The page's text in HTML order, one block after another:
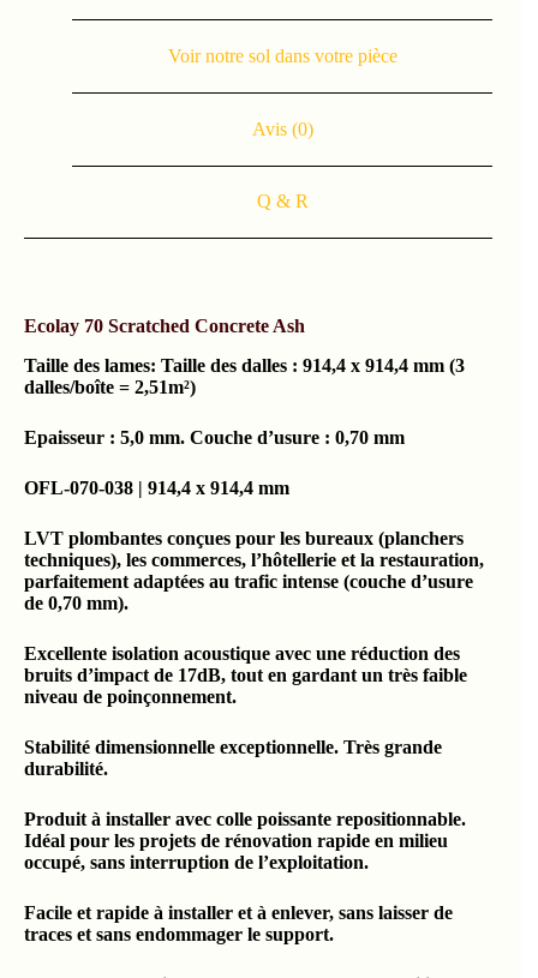
Voir notre sol dans votre pièce
Avis (0)
Q & R
Ecolay 70 Scratched Concrete Ash
Taille des lames: Taille des dalles : 914,4 x 914,4 mm (3
dalles/boîte = 2,51m²)
Epaisseur : 5,0 mm. Couche d’usure : 0,70 mm
OFL-070-038 | 914,4 x 914,4 mm
LVT plombantes conçues pour les bureaux (planchers
techniques), les commerces, l’hôtellerie et la restauration,
parfaitement adaptées au trafic intense (couche d’usure
de 0,70 mm).
Excellente isolation acoustique avec une réduction des
bruits d’impact de 17dB, tout en gardant un très faible
niveau de poinçonnement.
Stabilité dimensionnelle exceptionnelle. Très grande
durabilité.
Produit à installer avec colle poissante repositionnable.
Idéal pour les projets de rénovation rapide en milieu
occupé, sans interruption de l’exploitation.
Facile et rapide à installer et à enlever, sans laisser de
traces et sans endommager le support.